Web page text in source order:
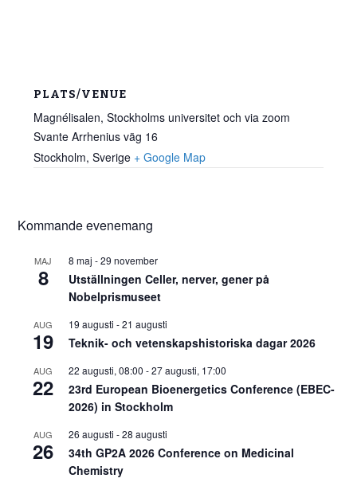
PLATS/VENUE
Magnélisalen, Stockholms universitet och via zoom
Svante Arrhenius väg 16
Stockholm, Sverige + Google Map
Kommande evenemang
MAJ
8
8 maj -29 november
Utställningen Celler, nerver, gener på
Nobelprismuseet
AUG
19
19 augusti -21 augusti
Teknik- och vetenskapshistoriska dagar 2026
AUG
22
22 augusti, 08:00 -27 augusti, 17:00
23rd European Bioenergetics Conference (EBEC-
2026) in Stockholm
AUG
26
26 augusti -28 augusti
34th GP2A 2026 Conference on Medicinal
Chemistry